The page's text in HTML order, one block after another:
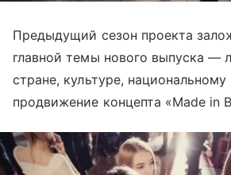
Предыдущий сезон проекта
главной темы нового выпуска —
стране, культуре,
продвижение концепта «Made in